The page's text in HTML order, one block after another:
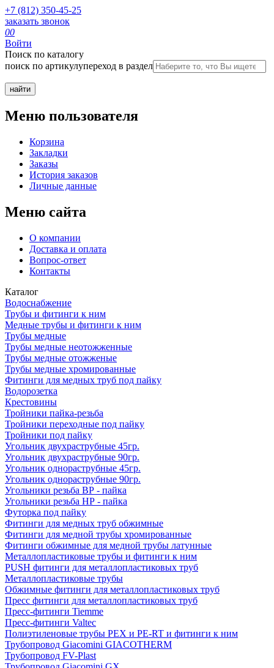
+7 (812) 350-45-25
заказать звонок
00
Войти
Поиск по каталогу
поиск по артикулупереход в раздел
Меню пользователя
Корзина
Закладки
Заказы
История заказов
Личные данные
Меню сайта
О компании
Доставка и оплата
Вопрос-ответ
Контакты
Каталог
Водоснабжение
Трубы и фитинги к ним
Медные трубы и фитинги к ним
Трубы медные
Трубы медные неотожженные
Трубы медные отожженые
Трубы медные хромированные
Фитинги для медных труб под пайку
Водорозетка
Крестовины
Тройники пайка-резьба
Тройники переходные под пайку
Тройники под пайку
Угольник двухраструбные 45гр.
Угольник двухраструбные 90гр.
Угольник однораструбные 45гр.
Угольник однораструбные 90гр.
Угольники резьба ВР - пайка
Угольники резьба НР - пайка
Футорка под пайку
Фитинги для медных труб обжимные
Фитинги для медной трубы хромированные
Фитинги обжимные для медной трубы латунные
Металлопластиковые трубы и фитинги к ним
PUSH фитинги для металлопластиковых труб
Металлопластиковые трубы
Обжимные фитинги для металлопластиковых труб
Пресс фитинги для металлопластиковых труб
Пресс-фитинги Tiemme
Пресс-фитинги Valtec
Полиэтиленовые трубы PEX и PE-RT и фитинги к ним
Трубопровод Giacomini GIACOTHERM
Трубопровод FV-Plast